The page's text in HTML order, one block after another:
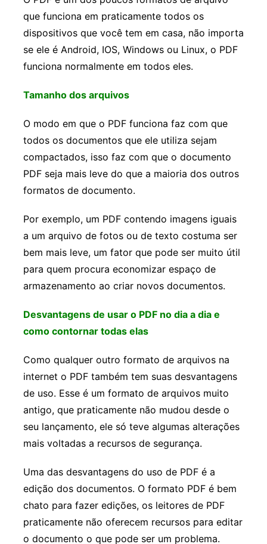
que funciona em praticamente todos os
dispositivos que você tem em casa, não importa
se ele é Android, IOS, Windows ou Linux, o PDF
funciona normalmente em todos eles.
Tamanho dos arquivos
O modo em que o PDF funciona faz com que
todos os documentos que ele utiliza sejam
compactados, isso faz com que o documento
PDF seja mais leve do que a maioria dos outros
formatos de documento.
Por exemplo, um PDF contendo imagens iguais
a um arquivo de fotos ou de texto costuma ser
bem mais leve, um fator que pode ser muito útil
para quem procura economizar espaço de
armazenamento ao criar novos documentos.
Desvantagens de usar o PDF no dia a dia e
como contornar todas elas
Como qualquer outro formato de arquivos na
internet o PDF também tem suas desvantagens
de uso. Esse é um formato de arquivos muito
antigo, que praticamente não mudou desde o
seu lançamento, ele só teve algumas alterações
mais voltadas a recursos de segurança.
Uma das desvantagens do uso de PDF é a
edição dos documentos. O formato PDF é bem
chato para fazer edições, os leitores de PDF
praticamente não oferecem recursos para editar
o documento o que pode ser um problema.